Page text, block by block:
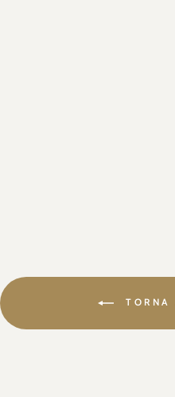
TORNA